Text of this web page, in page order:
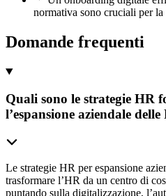
normativa sono cruciali per la
Domande frequenti
Quali sono le strategie HR
l’espansione aziendale
Le strategie HR per espansione
trasformare l’HR da un centro di
puntando sulla digitalizzazione,